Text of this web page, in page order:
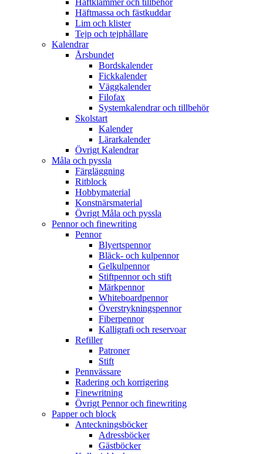
Häftklammer och tillbehör
Häftmassa och fästkuddar
Lim och klister
Tejp och tejphållare
Kalendrar
Årsbundet
Bordskalender
Fickkalender
Väggkalender
Filofax
Systemkalendrar och tillbehör
Skolstart
Kalender
Lärarkalender
Övrigt Kalendrar
Måla och pyssla
Färgläggning
Ritblock
Hobbymaterial
Konstnärsmaterial
Övrigt Måla och pyssla
Pennor och finewriting
Pennor
Blyertspennor
Bläck- och kulpennor
Gelkulpennor
Stiftpennor och stift
Märkpennor
Whiteboardpennor
Överstrykningspennor
Fiberpennor
Kalligrafi och reservoar
Refiller
Patroner
Stift
Pennvässare
Radering och korrigering
Finewritning
Övrigt Pennor och finewriting
Papper och block
Anteckningsböcker
Adressböcker
Gästböcker